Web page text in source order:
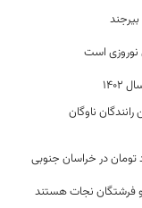
نوروزی است
ناوگان
فرشتگان نجات هستند